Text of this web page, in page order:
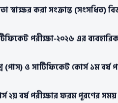
স্বাক্ষর করা সংক্রান্ত (সংসধিত)
পরীক্ষা-২০২৬ এর ব্যবহারিক
(পাস) ও সার্টিফিকেট কোর্স ১ম বর্ষ
২য় বর্ষ পরীক্ষার ফরম পূরণের সময়